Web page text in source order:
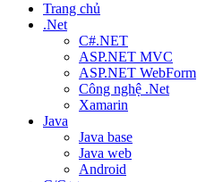
Trang chủ
.Net
C#.NET
ASP.NET MVC
ASP.NET WebForm
Công nghệ .Net
Xamarin
Java
Java base
Java web
Android